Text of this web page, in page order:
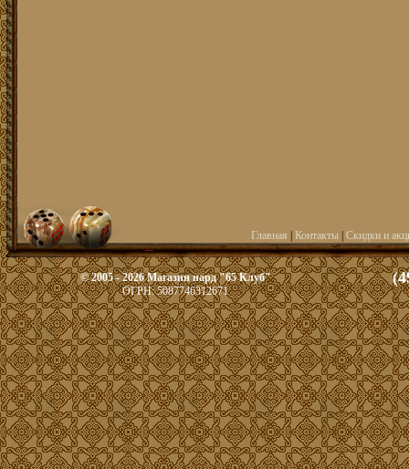
Главная Контакты| Скидки и
© 2005 - 2026 Магазин нард "65 Клуб"
ОГРН: 5087746312671